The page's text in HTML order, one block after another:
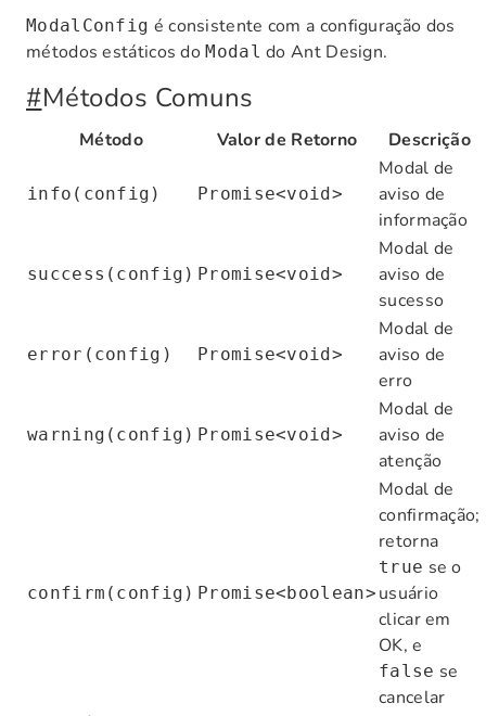
ModalConfig é consistente com a configuração dos
métodos estáticos doModal do Ant Design.
#Métodos Comuns
Método Valor de Retorno Descrição
info(config) Promise<void>
Modal de
aviso de
informação
success(config) Promise<void>
Modal de
aviso de
sucesso
error(config) Promise<void>
Modal de
aviso de
erro
warning(config) Promise<void>
Modal de
aviso de
atenção
confirm(config) Promise<boolean>
Modal de
confirmação;
retorna
true se o
usuário
clicar em
OK, e
false se
cancelar